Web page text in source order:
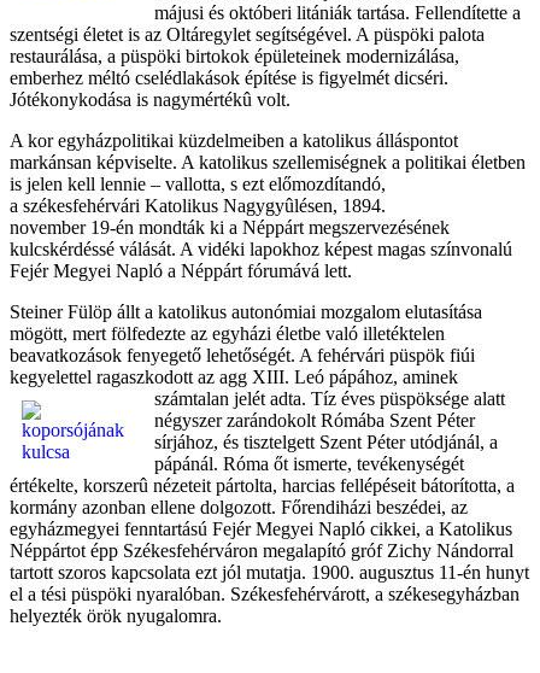
májusi és októberi litániák tartása. Fellendítette a
szentségi életet is az Oltáregylet segítségével. A püspöki palota
restaurálása, a püspöki birtokok épületeinek modernizálása,
emberhez méltó cselédlakások építése is figyelmét dicséri.
Jótékonykodása is nagymértékû volt.
A kor egyházpolitikai küzdelmeiben a katolikus álláspontot
markánsan képviselte. A katolikus szellemiségnek a politikai életben
is jelen kell lennie – vallotta, s ezt előmozdítandó,
a székesfehérvári Katolikus Nagygyûlésen, 1894.
november 19-én mondták ki a Néppárt megszervezésének
kulcskérdéssé válását. A vidéki lapokhoz képest magas színvonalú
Fejér Megyei Napló a Néppárt fórumává lett.
Steiner Fülöp állt a katolikus autonómiai mozgalom elutasítása
mögött, mert fölfedezte az egyházi életbe való illetéktelen
beavatkozások fenyegető lehetőségét. A fehérvári püspök fiúi
kegyelettel ragaszkodott az agg XIII. Leó pápához, aminek
számtalan jelét adta. Tíz éves püspöksége alatt
négyszer zarándokolt Rómába Szent Péter
sírjához, és tisztelgett Szent Péter utódjánál, a
pápánál. Róma őt ismerte, tevékenységét
értékelte, korszerû nézeteit pártolta, harcias fellépéseit bátorította, a
kormány azonban ellene dolgozott. Főrendiházi beszédei, az
egyházmegyei fenntartású Fejér Megyei Napló cikkei, a Katolikus
Néppártot épp Székesfehérváron megalapító gróf Zichy Nándorral
tartott szoros kapcsolata ezt jól mutatja. 1900. augusztus 11-én hunyt
el a tési püspöki nyaralóban. Székesfehérvárott, a székesegyházban
helyezték örök nyugalomra.